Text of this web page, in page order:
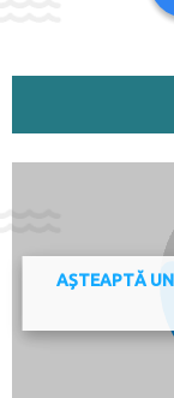
This property
time. You can
booking, or
contact details
cause damage
could be asked
according to this
Check-in 15:00 -
Check-out 00:00 -
12 Rue
France
AȘTEAPTĂ